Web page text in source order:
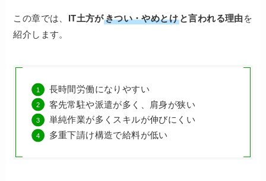
この章では、 IT土方がきつい・やめとけ と言われる理由 を
紹介します。
長時間労働になりやすい
客先常駐や派遣が多く、肩身が狭い
単純作業が多くスキルが伸びにくい
多重下請け構造で給料が低い